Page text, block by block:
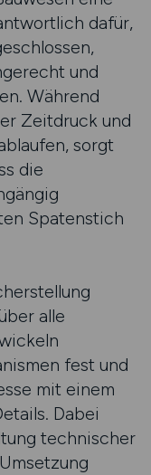
dafür,
und
Während
Zeitdruck und
sorgt
die
Spatenstich
alle
fest und
mit einem
Dabei
technischer